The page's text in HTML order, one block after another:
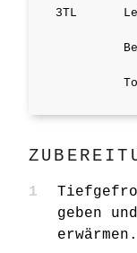
3TL
geben
erwärmen.